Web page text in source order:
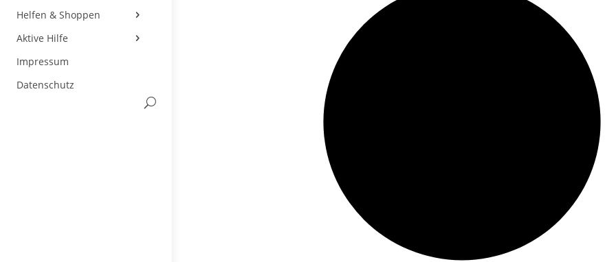
Helfen & Shoppen
Aktive Hilfe
Impressum
Datenschutz